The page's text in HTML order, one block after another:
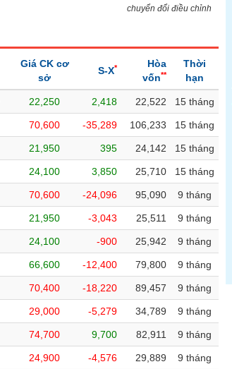
chuyển đổi điều chỉnh
Giá CK cơ
sở
S-X*
Hòa
vốn**
Thời
hạn
22,250 2,418 22,522 15 tháng
70,600 -35,289 106,233 15 tháng
21,950 395 24,142 15 tháng
24,100 3,850 25,710 15 tháng
70,600 -24,096 95,090 9 tháng
21,950 -3,043 25,511 9 tháng
24,100 -900 25,942 9 tháng
66,600 -12,400 79,800 9 tháng
70,400 -18,220 89,457 9 tháng
29,000 -5,279 34,789 9 tháng
74,700 9,700 82,911 9 tháng
24,900 -4,576 29,889 9 tháng